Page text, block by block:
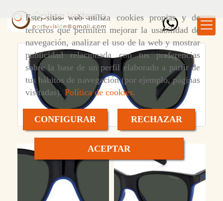
Este sitio web utiliza cookies propias y de
terceros que permiten mejorar la usabilidad de
navegación, analizar el uso de la web y mostrar
publicidad relacionada con tus preferencias
sobre la base de un perfil elaborado a partir de
tus hábitos de navegación (por ejemplo, páginas
visitadas). Política de cookies.
CONFIGURAR RECHAZAR
ACEPTAR